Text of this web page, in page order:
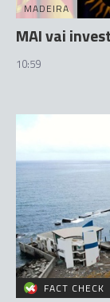
MADEIRA
MAI vai
10:59
FACT CHECK